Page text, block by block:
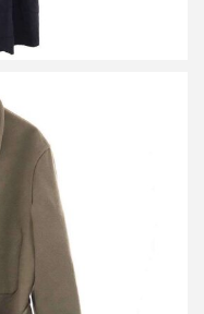
プロングコート